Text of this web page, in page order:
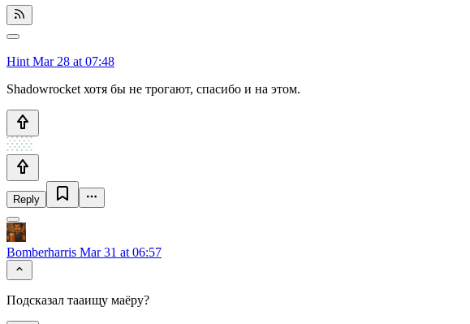
Hint Mar 28 at 07:48
Shadowrocket хотя бы не трогают, спасибо и на этом.
Reply
Bomberharris Mar 31 at 06:57
Подсказал тааищу маёру?